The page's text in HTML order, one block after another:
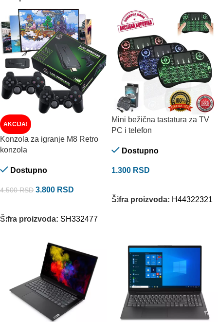
AKCIJA!
Konzola za igranje M8 Retro
konzola
Dostupno
4.500RSD 3.800 RSD
Šifra proizvoda: SH332477
Mini bežična tastatura za TV
PC i telefon
Dostupno
1.300 RSD
Šifra proizvoda: H44322321